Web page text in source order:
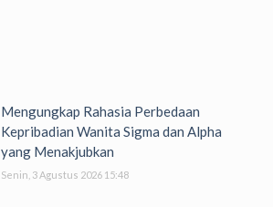
Mengungkap Rahasia Perbedaan
Kepribadian Wanita Sigma dan Alpha
yang Menakjubkan
Senin, 3 Agustus 2026 15:48